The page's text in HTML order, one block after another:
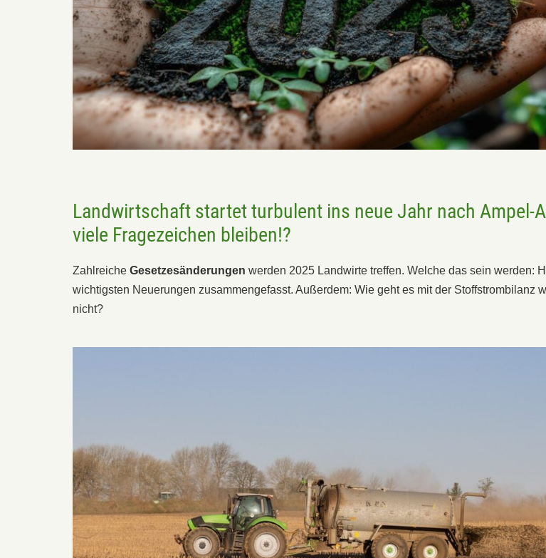
Landwirtschaft startet turbulent ins neue Jahr nach Ampel-
viele Fragezeichen bleiben!?
Zahlreiche Gesetzesänderungen werden 2025 Landwirte treffen. Welche das sein werden:
wichtigsten Neuerungen zusammengefasst. Außerdem: Wie geht es mit der Stoffstrombilanz
nicht?